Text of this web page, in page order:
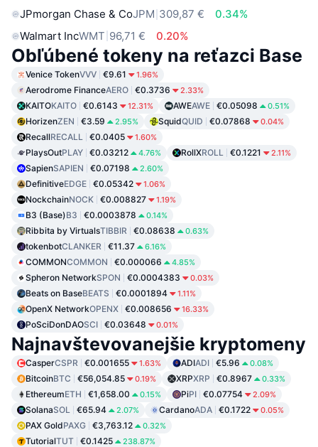
JPmorgan Chase & CoJPM 309,87 €
0.34%
Walmart IncWMT 96,71 € 0.20%
Obľúbené tokeny na reťazci Base
Venice TokenVVV €9.61 1.96%
Aerodrome FinanceAERO €0.3736 2.33%
KAITOKAITO €0.6143 12.31% AWEAWE €0.05098 0.51%
HorizenZEN €3.59 2.95% SquidQUID €0.07868 0.04%
RecallRECALL €0.0405 1.60%
PlaysOutPLAY €0.03212 4.76% RollXROLL €0.1221 2.11%
SapienSAPIEN €0.07198 2.60%
DefinitiveEDGE €0.05342 1.06%
NockchainNOCK €0.008827 1.19%
B3 (Base)B3 €0.0003878 0.14%
Ribbita by VirtualsTIBBIR €0.08638 0.63%
tokenbotCLANKER €11.37 6.16%
COMMONCOMMON €0.000066 4.85%
Spheron NetworkSPON €0.0004383 0.03%
Beats on BaseBEATS €0.0001894 1.11%
OpenX NetworkOPENX €0.008656 16.33%
PoSciDonDAOSCI €0.03648 0.01%
Najnavštevovanejšie kryptomeny
CasperCSPR €0.001655 1.63% ADIADI €5.96 0.08%
BitcoinBTC €56,054.85 0.19% XRPXRP €0.8967 0.33%
EthereumETH €1,658.00 0.15% PiPI €0.07754 2.09%
SolanaSOL €65.94 2.07% CardanoADA €0.1722 0.05%
PAX GoldPAXG €3,763.12 0.32%
TutorialTUT €0.1425 238.87%